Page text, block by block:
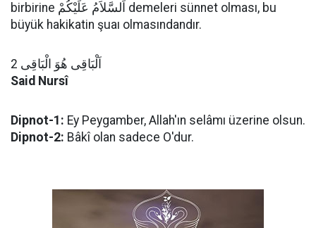
birbirine اَلسَّلاَمُ عَلَيْكُمْ demeleri sünnet olması, bu
büyük hakikatin şuaı olmasındandır.
اَلْبَاقِى هُوَ الْبَاقِى 2
Said Nursî
Dipnot-1: Ey Peygamber, Allah'ın selâmı üzerine olsun.
Dipnot-2: Bâkî olan sadece O'dur.